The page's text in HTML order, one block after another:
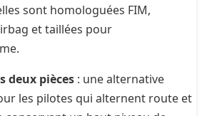
sont homologuées FIM,
et taillées pour
deux pièces : une alternative
les pilotes qui alternent route et